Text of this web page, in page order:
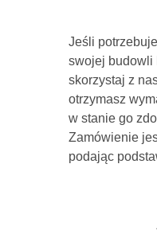
Jeśli
swojej budowli
skorzystaj z
otrzymasz
w stanie go
Zamówienie
podając
dołącz
pewny, że
zarejestrowane
uniknąć
Otrzymasz